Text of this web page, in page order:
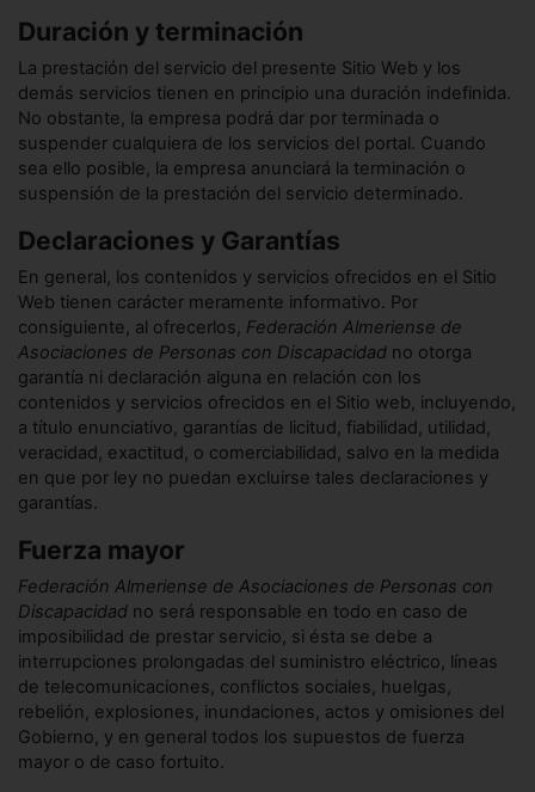
Duración y terminación
La prestación del servicio del presente Sitio Web y los
demás servicios tienen en principio una duración indefinida.
No obstante, la empresa podrá dar por terminada o
suspender cualquiera de los servicios del portal. Cuando
sea ello posible, la empresa anunciará la terminación o
suspensión de la prestación del servicio determinado.
Declaraciones y Garantías
En general, los contenidos y servicios ofrecidos en el Sitio
Web tienen carácter meramente informativo. Por
consiguiente, al ofrecerlos, Federación Almeriense de
Asociaciones de Personas con Discapacidad no otorga
garantía ni declaración alguna en relación con los
contenidos y servicios ofrecidos en el Sitio web, incluyendo,
a título enunciativo, garantías de licitud, fiabilidad, utilidad,
veracidad, exactitud, o comerciabilidad, salvo en la medida
en que por ley no puedan excluirse tales declaraciones y
garantías.
Fuerza mayor
Federación Almeriense de Asociaciones de Personas con
Discapacidad no será responsable en todo en caso de
imposibilidad de prestar servicio, si ésta se debe a
interrupciones prolongadas del suministro eléctrico, líneas
de telecomunicaciones, conflictos sociales, huelgas,
rebelión, explosiones, inundaciones, actos y omisiones del
Gobierno, y en general todos los supuestos de fuerza
mayor o de caso fortuito.